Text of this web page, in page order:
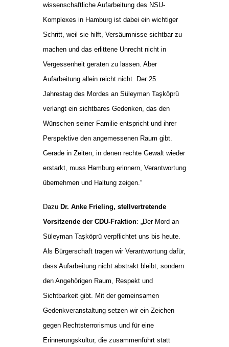
wissenschaftliche Aufarbeitung des NSU-
Komplexes in Hamburg ist dabei ein wichtiger
Schritt, weil sie hilft, Versäumnisse sichtbar zu
machen und das erlittene Unrecht nicht in
Vergessenheit geraten zu lassen. Aber
Aufarbeitung allein reicht nicht. Der 25.
Jahrestag des Mordes an Süleyman Taşköprü
verlangt ein sichtbares Gedenken, das den
Wünschen seiner Familie entspricht und ihrer
Perspektive den angemessenen Raum gibt.
Gerade in Zeiten, in denen rechte Gewalt wieder
erstarkt, muss Hamburg erinnern, Verantwortung
übernehmen und Haltung zeigen.“
Dazu Dr. Anke Frieling, stellvertretende
Vorsitzende der CDU-Fraktion: „Der Mord an
Süleyman Taşköprü verpflichtet uns bis heute.
Als Bürgerschaft tragen wir Verantwortung dafür,
dass Aufarbeitung nicht abstrakt bleibt, sondern
den Angehörigen Raum, Respekt und
Sichtbarkeit gibt. Mit der gemeinsamen
Gedenkveranstaltung setzen wir ein Zeichen
gegen Rechtsterrorismus und für eine
Erinnerungskultur, die zusammenführt statt